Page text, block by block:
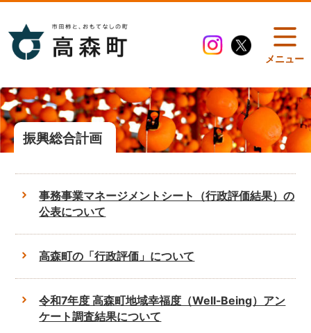
メニュー
振興総合計画
事務事業マネージメントシート（行政評価結果）の
公表について
高森町の「行政評価」について
令和7年度 高森町地域幸福度（Well-Being）アン
ケート調査結果について